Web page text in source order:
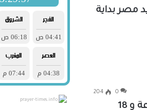
مصر بداية
0
204
عدد ساعات صيام أول يوم رمضان 13 ساعة و 18
prayer-times.info